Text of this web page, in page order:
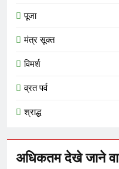
पूजा
मंत्र सूक्त
विमर्श
व्रत पर्व
श्राद्ध
अधिकतम देखे जाने